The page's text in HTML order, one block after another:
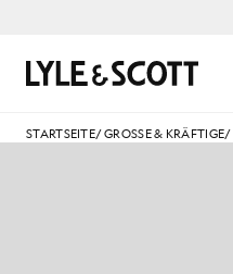
Suchen
STARTSEITE/GROSSE & KRÄFTIGE /